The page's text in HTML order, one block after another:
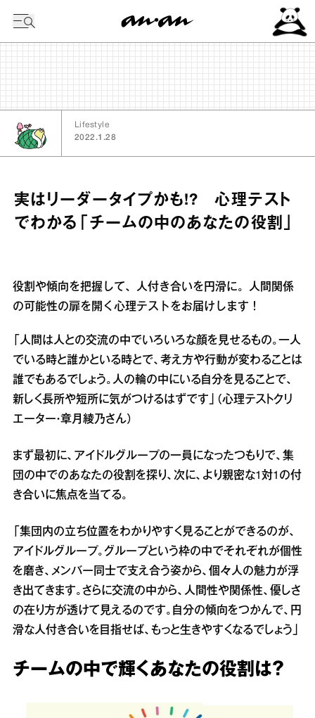
Lifestyle
2022.1.28
実はリーダータイプかも!? 心理テスト
でわかる「チームの中のあなたの役割」
役割や傾向を把握して、人付き合いを円滑に。人間関係
の可能性の扉を開く心理テストをお届けします！
「人間は人との交流の中でいろいろな顔を見せるもの。一人
でいる時と誰かといる時とで、考え方や行動が変わることは
誰でもあるでしょう。人の輪の中にいる自分を見ることで、
新しく長所や短所に気がつけるはずです」（心理テストクリ
エーター・章月綾乃さん）
まず最初に、アイドルグループの一員になったつもりで、集
団の中でのあなたの役割を探り、次に、より親密な1対1の付
き合いに焦点を当てる。
「集団内の立ち位置をわかりやすく見ることができるのが、
アイドルグループ。グループという枠の中でそれぞれが個性
を磨き、メンバー同士で支え合う姿から、個々人の魅力が浮
き出てきます。さらに交流の中から、人間性や関係性、優しさ
の在り方が透けて見えるのです。自分の傾向をつかんで、円
滑な人付き合いを目指せば、もっと生きやすくなるでしょう」
チームの中で輝くあなたの役割は？